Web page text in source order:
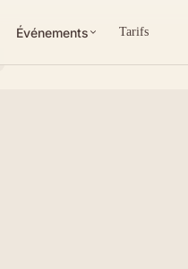
Événements Tarifs